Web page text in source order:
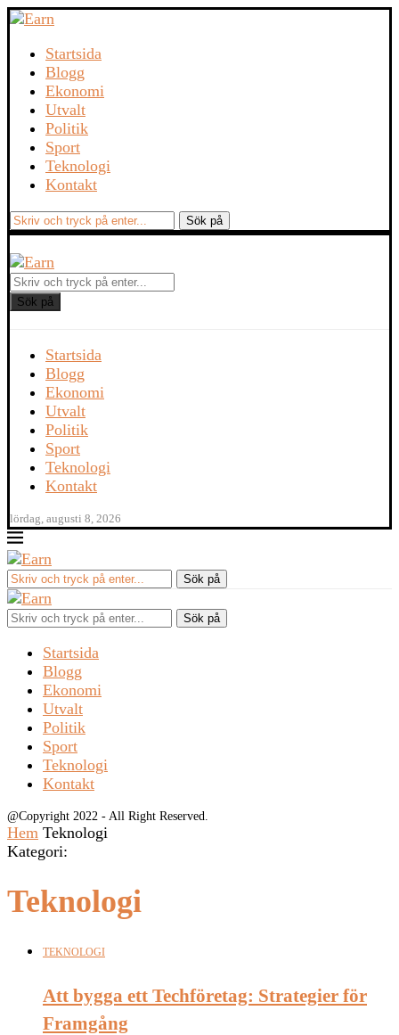
Startsida
Blogg
Ekonomi
Utvalt
Politik
Sport
Teknologi
Kontakt
Sök på
Startsida
Blogg
Ekonomi
Utvalt
Politik
Sport
Teknologi
Kontakt
lördag, augusti 8, 2026
Sök på
Startsida
Blogg
Ekonomi
Utvalt
Politik
Sport
Teknologi
Kontakt
@Copyright 2022 - All Right Reserved.
Hem Teknologi
Kategori:
Teknologi
TEKNOLOGI
Att bygga ett Techföretag: Strategier för
Framgång